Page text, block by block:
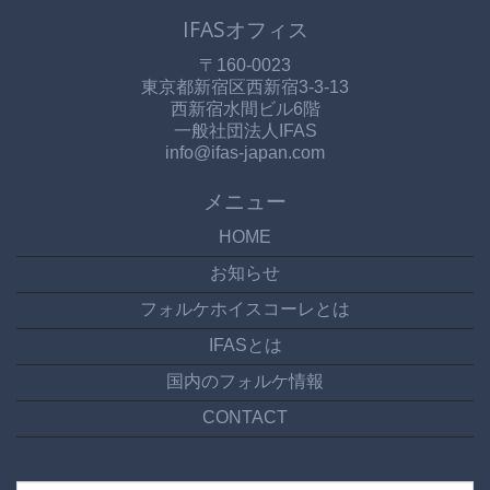
IFASオフィス
〒160-0023
東京都新宿区西新宿3-3-13
西新宿水間ビル6階
一般社団法人IFAS
info@ifas-japan.com
メニュー
HOME
お知らせ
フォルケホイスコーレとは
IFASとは
国内のフォルケ情報
CONTACT